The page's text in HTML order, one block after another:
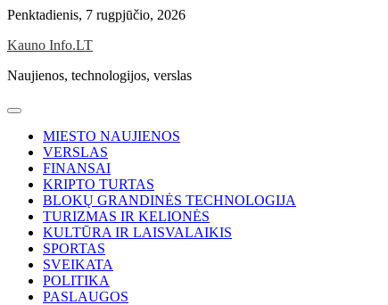
Skip
content
Penktadienis, 7 rugpjūčio, 2026
Kauno Info.LT
Naujienos, technologijos, verslas
MIESTO NAUJIENOS
VERSLAS
FINANSAI
KRIPTO TURTAS
BLOKŲ GRANDINĖS TECHNOLOGIJA
TURIZMAS IR KELIONĖS
KULTŪRA IR LAISVALAIKIS
SPORTAS
SVEIKATA
POLITIKA
PASLAUGOS